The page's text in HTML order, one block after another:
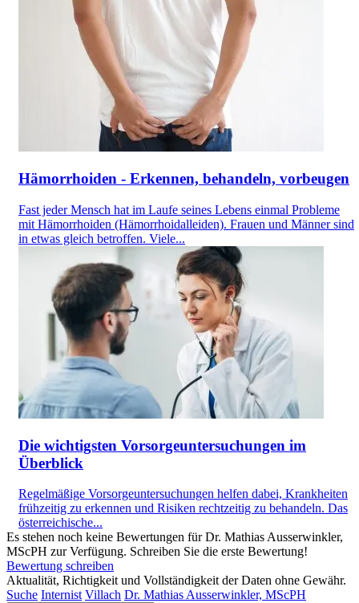
Hämorrhoiden - Erkennen, behandeln, vorbeugen
Fast jeder Mensch hat im Laufe seines Lebens einmal Probleme
mit Hämorrhoiden (Hämorrhoidalleiden). Frauen und Männer sind
in etwas gleich betroffen. Viele...
Die wichtigsten Vorsorgeuntersuchungen im
Überblick
Regelmäßige Vorsorgeuntersuchungen helfen dabei, Krankheiten
frühzeitig zu erkennen und Risiken rechtzeitig zu behandeln. Das
österreichische...
Es stehen noch keine Bewertungen für Dr. Mathias Ausserwinkler,
MScPH zur Verfügung. Schreiben Sie die erste Bewertung!
Bewertung schreiben
Aktualität, Richtigkeit und Vollständigkeit der Daten ohne Gewähr.
Suche Internist Villach Dr. Mathias Ausserwinkler, MScPH